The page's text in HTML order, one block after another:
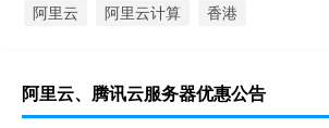
阿里云
阿里云计算 香港
阿里云、腾讯云服务器优惠公告